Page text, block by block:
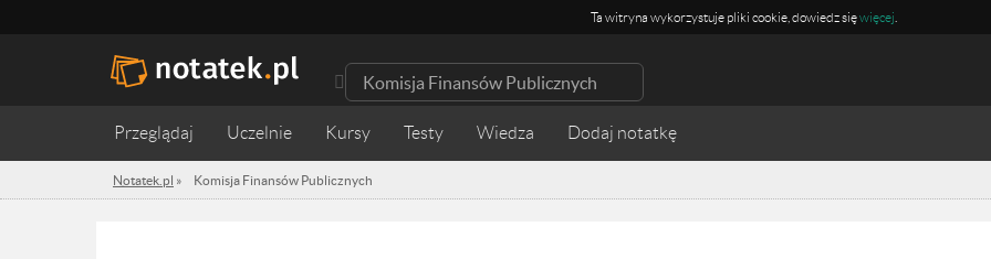
Ta witryna wykorzystuje pliki cookie, dowiedz sięwięcej
Przeglądaj Uczelnie Kursy Testy Wiedza
Notatek.pl » Komisja Finansów Publicznych